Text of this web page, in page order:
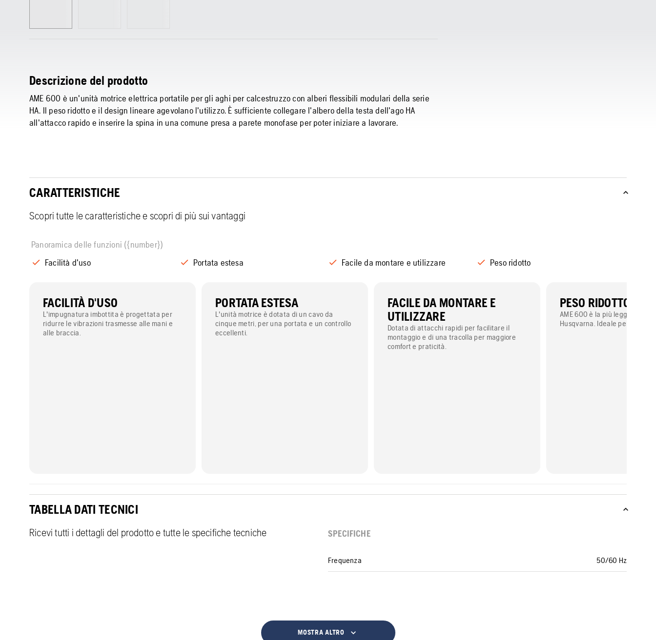
Descrizione del prodotto
AME 600 è un'unità motrice elettrica portatile per gli aghi per calcestruzzo con alberi flessibili modulari della serie
HA. Il peso ridotto e il design lineare agevolano l'utilizzo. È sufficiente collegare l'albero della testa dell'ago HA
all'attacco rapido e inserire la spina in una comune presa a parete monofase per poter iniziare a lavorare.
CARATTERISTICHE
Scopri tutte le caratteristiche e scopri di più sui vantaggi
Panoramica delle funzioni ({number})
Facilità d'uso
Portata estesa Facile da montare e utilizzare Peso ridotto
FACILITÀ D'USO
L'impugnatura imbottita è progettata per
ridurre le vibrazioni trasmesse alle mani e
alle braccia.
PORTATA ESTESA
L'unità motrice è dotata di un cavo da
cinque metri, per una portata e un controllo
eccellenti.
FACILE DA MONTARE E
UTILIZZARE
Dotata di attacchi rapidi per facilitare il
montaggio e di una tracolla per maggiore
comfort e praticità.
PESO RIDOTTO
AME 600 è la più leggera tra
Husqvarna. Ideale per piccole
TABELLA DATI TECNICI
Ricevi tutti i dettagli del prodotto e tutte le specifiche tecniche SPECIFICHE
Frequenza 50/60 Hz
MOSTRA ALTRO